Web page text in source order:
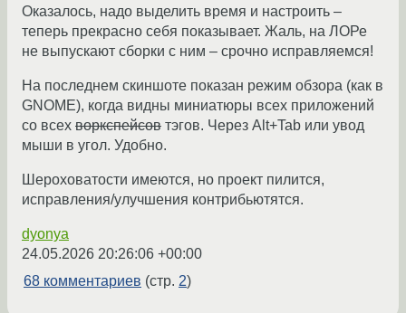
Оказалось, надо выделить время и настроить –
теперь прекрасно себя показывает. Жаль, на ЛОРе
не выпускают сборки с ним – срочно исправляемся!
На последнем скиншоте показан режим обзора (как в
GNOME), когда видны миниатюры всех приложений
со всех воркспейсов тэгов. Через Alt+Tab или увод
мыши в угол. Удобно.
Шероховатости имеются, но проект пилится,
исправления/улучшения контрибьютятся.
dyonya
24.05.2026 20:26:06 +00:00
68 комментариев (стр. 2)